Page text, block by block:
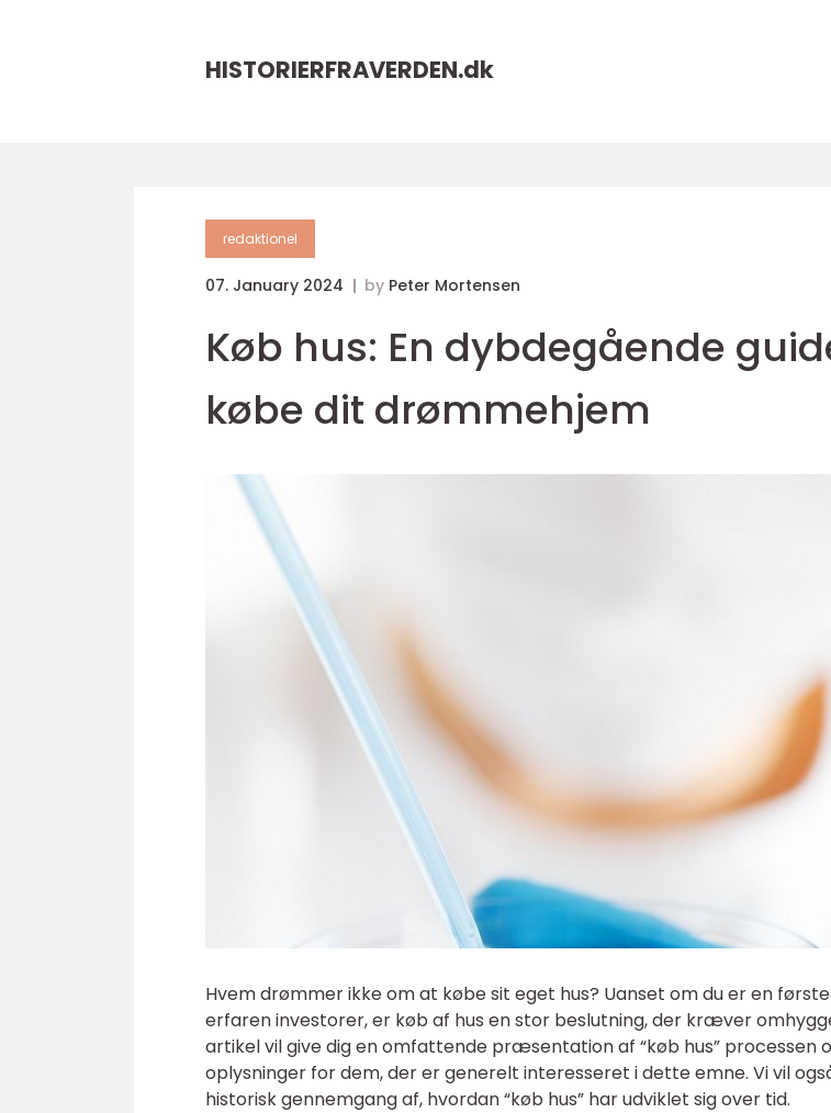
HISTORIERFRAVERDEN.dk
redaktionel
07. January 2024 by Peter Mortensen
Køb hus: En dybdegående
købe dit drømmehjem
Hvem drømmer ikke om at købe sit eget hus? Uanset om du er en
erfaren investorer, er køb af hus en stor beslutning, der kræver
artikel vil give dig en omfattende præsentation af “køb hus” processen
oplysninger for dem, der er generelt interesseret i dette emne. Vi vil
historisk gennemgang af, hvordan “køb hus” har udviklet sig over tid.